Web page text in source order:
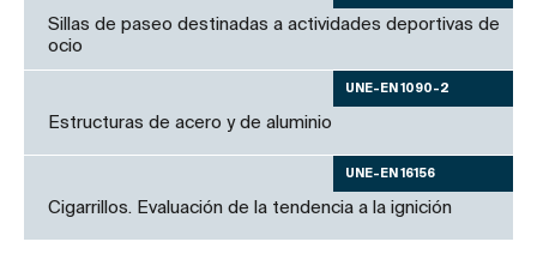
Sillas de paseo destinadas a actividades deportivas de
ocio
UNE-EN 1090-2
Estructuras de acero y de aluminio
UNE-EN 16156
Cigarrillos. Evaluación de la tendencia a la ignición